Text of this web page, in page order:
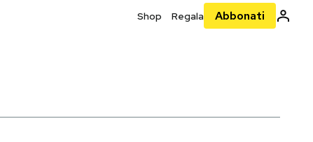
Shop Regala Abbonati